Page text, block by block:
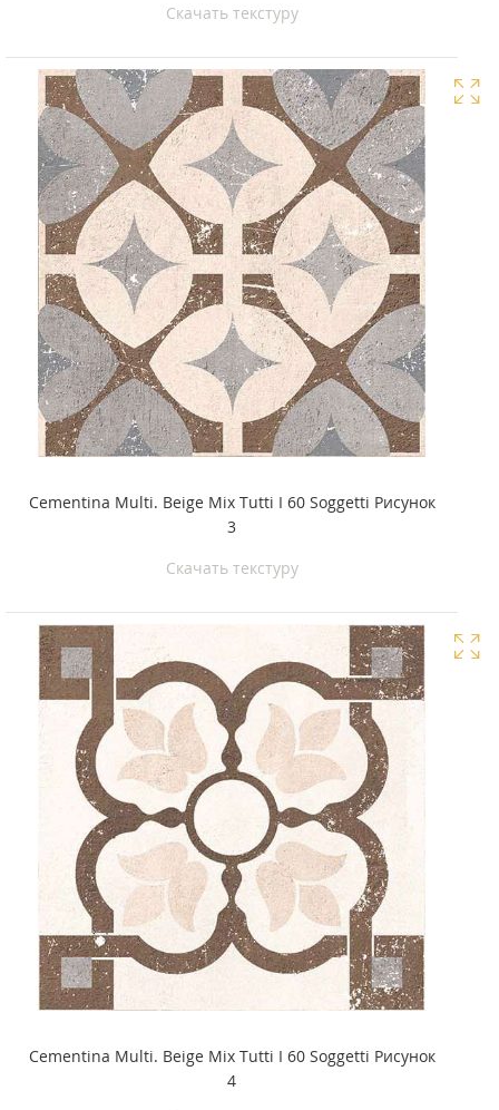
Скачать текстуру
Cementina Multi. Beige Mix Tutti I 60 Soggetti Рисунок
3
Скачать текстуру
Cementina Multi. Beige Mix Tutti I 60 Soggetti Рисунок
4